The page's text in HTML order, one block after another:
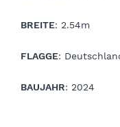
BREITE: 2.54m
FLAGGE:
BAUJAHR: 2024